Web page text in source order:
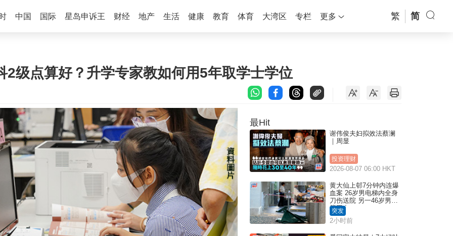
中国 国际 星岛申诉王 财经 地产 生活 健康 教育 体育 大湾区 专栏 更多 繁 简
级点算好？升学专家教如何用5年取学士学位
最Hit
谢伟俊夫妇拟效法蔡澜
｜周显
投资理财
2026-08-07 06:00 HKT
黄大仙上邨7分钟内连爆
血案 26岁男电梯内全身
刀伤送院 另一46岁男倒
毙平台
突发
2小时前